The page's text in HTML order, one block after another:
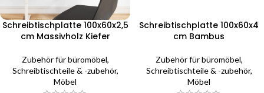
Schreibtischplatte 100x60x2,5
cm Massivholz Kiefer
Zubehör für büromöbel,
Schreibtischteile & -zubehör,
Möbel
Schreibtischplatte 100x60x4
cm Bambus
Zubehör für büromöbel,
Schreibtischteile & -zubehör,
Möbel